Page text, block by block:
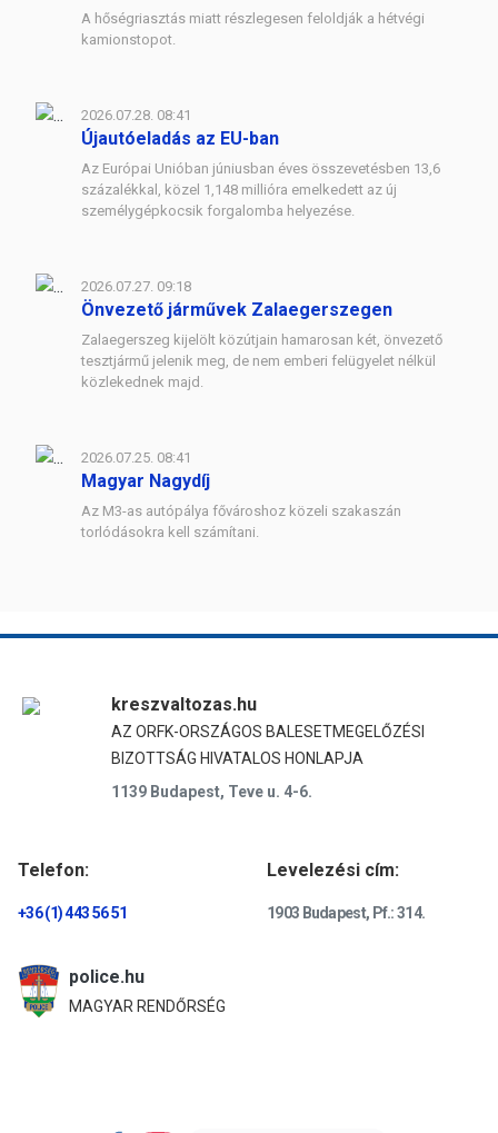
A hőségriasztás miatt részlegesen feloldják a hétvégi
kamionstopot.
2026.07.28. 08:41
Újautóeladás az EU-ban
Az Európai Unióban júniusban éves összevetésben 13,6
százalékkal, közel 1,148 millióra emelkedett az új
személygépkocsik forgalomba helyezése.
2026.07.27. 09:18
Önvezető járművek Zalaegerszegen
Zalaegerszeg kijelölt közútjain hamarosan két, önvezető
tesztjármű jelenik meg, de nem emberi felügyelet nélkül
közlekednek majd.
2026.07.25. 08:41
Magyar Nagydíj
Az M3-as autópálya fővároshoz közeli szakaszán
torlódásokra kell számítani.
kreszvaltozas.hu
AZ ORFK-ORSZÁGOS BALESETMEGELŐZÉSI
BIZOTTSÁG HIVATALOS HONLAPJA
1139 Budapest, Teve u. 4-6.
Telefon:
+36 (1) 443 56 51
Levelezési cím:
1903 Budapest, Pf.: 314.
police.hu
MAGYAR RENDŐRSÉG